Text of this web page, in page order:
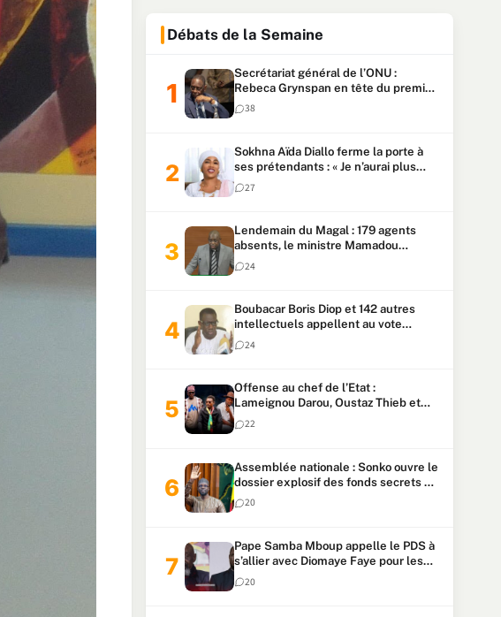
Débats de la Semaine
Secrétariat général de l’ONU :
Rebeca Grynspan en tête du premier
vote, Macky Sall pointe à la 5ᵉ place
38
Sokhna Aïda Diallo ferme la porte à
ses prétendants : « Je n’aurai plus
jamais un autre mari »
27
Lendemain du Magal : 179 agents
absents, le ministre Mamadou
Lamine Dianté exige des explications
24
Boubacar Boris Diop et 142 autres
intellectuels appellent au vote
urgent de la révision
constitutionnelle
24
Offense au chef de l’Etat :
Lameignou Darou, Oustaz Thieb et
Ndiaye Touba lourdement
condamnés
22
Assemblée nationale : Sonko ouvre le
dossier explosif des fonds secrets et
du patrimoine présidentiel
20
Pape Samba Mboup appelle le PDS à
s’allier avec Diomaye Faye pour les
locales et tacle Sonko
20